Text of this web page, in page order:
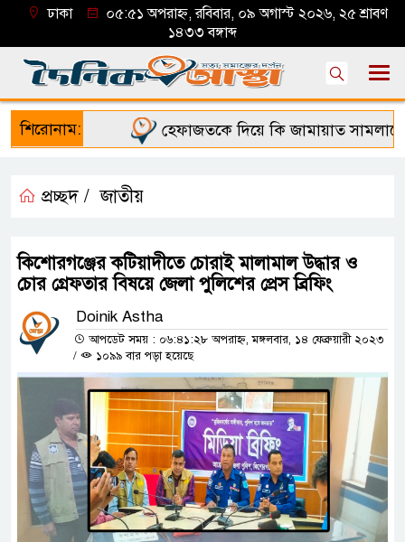
ঢাকা
০৫:৫১ অপরাহ্ন, রবিবার, ০৯ অগাস্ট ২০২৬, ২৫ শ্রাবণ
১৪৩৩ বঙ্গাব্দ
শিরোনাম: হেফাজতকে দিয়ে কি জামায়াত সামলাতে
প্রচ্ছদ / জাতীয়
কিশোরগঞ্জের কটিয়াদীতে চোরাই মালামাল উদ্ধার ও
চোর গ্রেফতার বিষয়ে জেলা পুলিশের প্রেস ব্রিফিং
Doinik Astha
আপডেট সময় : ০৬:৪১:২৮ অপরাহ্ন, মঙ্গলবার, ১৪ ফেব্রুয়ারী ২০২৩
/
১০৯৯ বার পড়া হয়েছে